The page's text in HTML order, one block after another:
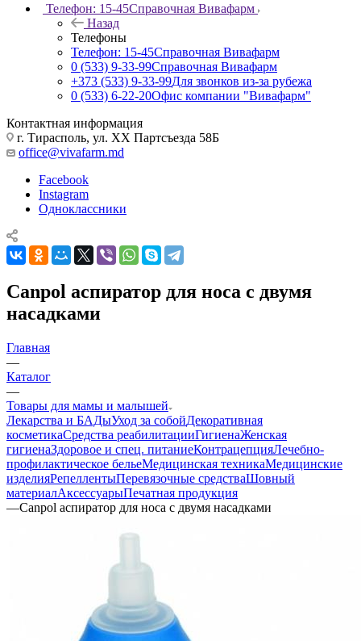
Телефон: 15-45Справочная Вивафарм
Назад
Телефоны
Телефон: 15-45Справочная Вивафарм
0 (533) 9-33-99Справочная Вивафарм
+373 (533) 9-33-99Для звонков из-за рубежа
0 (533) 6-22-20Офис компании "Вивафарм"
Контактная информация
г. Тирасполь, ул. ХХ Партсъезда 58Б
office@vivafarm.md
Facebook
Instagram
Одноклассники
Canpol аспиратор для носа с двумя
насадками
Главная
—
Каталог
—
Товары для мамы и малышей
Лекарства и БАДыУход за собойДекоративная
косметикаСредства реабилитацииГигиенаЖенская
гигиенаЗдоровое и спец. питаниеКонтрацепцияЛечебно-
профилактическое бельеМедицинская техникаМедицинские
изделияРепеллентыПеревязочные средстваШовный
материалАксессуарыПечатная продукция
—Canpol аспиратор для носа с двумя насадками